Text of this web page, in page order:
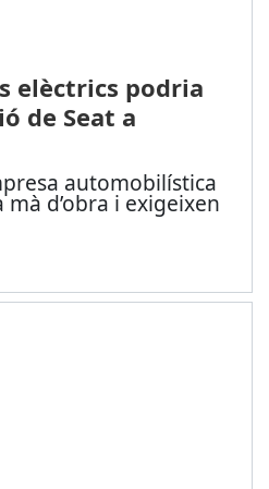
elèctrics podria
de Seat a
automobilística
d’obra i exigeixen